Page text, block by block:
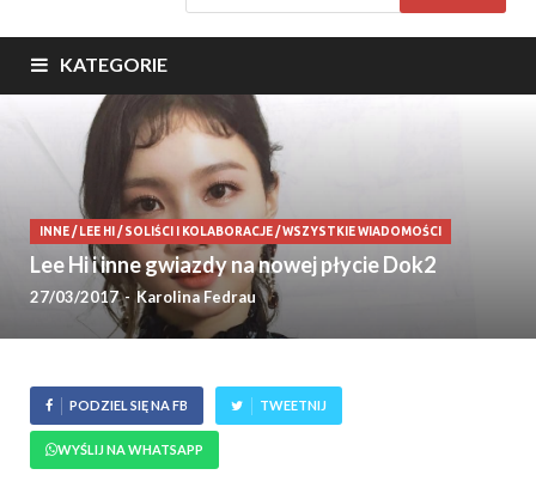
KATEGORIE
INNE/ LEE HI /SOLIŚCI I KOLABORACJE/WSZYSTKIE WIADOMOŚCI
Lee Hi i inne gwiazdy na nowej płycie Dok2
27/03/2017- Karolina Fedrau
PODZIEL SIĘ NA FB TWEETNIJ
WYŚLIJ NA WHATSAPP